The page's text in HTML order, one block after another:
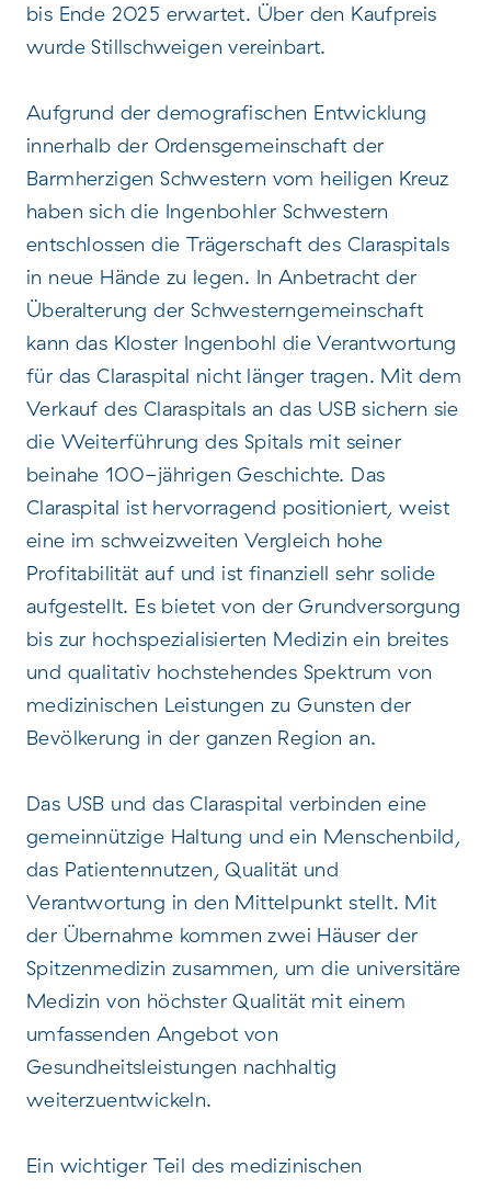
bis Ende 2025 erwartet. Über den Kaufpreis
wurde Stillschweigen vereinbart.
Aufgrund der demografischen Entwicklung
innerhalb der Ordensgemeinschaft der
Barmherzigen Schwestern vom heiligen Kreuz
haben sich die Ingenbohler Schwestern
entschlossen die Trägerschaft des Claraspitals
in neue Hände zu legen. In Anbetracht der
Überalterung der Schwesterngemeinschaft
kann das Kloster Ingenbohl die Verantwortung
für das Claraspital nicht länger tragen. Mit dem
Verkauf des Claraspitals an das USB sichern sie
die Weiterführung des Spitals mit seiner
beinahe 100-jährigen Geschichte. Das
Claraspital ist hervorragend positioniert, weist
eine im schweizweiten Vergleich hohe
Profitabilität auf und ist finanziell sehr solide
aufgestellt. Es bietet von der Grundversorgung
bis zur hochspezialisierten Medizin ein breites
und qualitativ hochstehendes Spektrum von
medizinischen Leistungen zu Gunsten der
Bevölkerung in der ganzen Region an.
Das USB und das Claraspital verbinden eine
gemeinnützige Haltung und ein Menschenbild,
das Patientennutzen, Qualität und
Verantwortung in den Mittelpunkt stellt. Mit
der Übernahme kommen zwei Häuser der
Spitzenmedizin zusammen, um die universitäre
Medizin von höchster Qualität mit einem
umfassenden Angebot von
Gesundheitsleistungen nachhaltig
weiterzuentwickeln.
Ein wichtiger Teil des medizinischen